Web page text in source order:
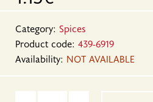
Category: Spices
Product code: 439-6919
Availability: NOT AVAILABLE